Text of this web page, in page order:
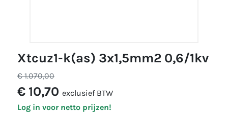
xtcuz1-k(as) 3x1,5mm2 0,6/1kv
€ 1.070,00
€ 10,70 exclusief BTW
Log in voor netto prijzen!